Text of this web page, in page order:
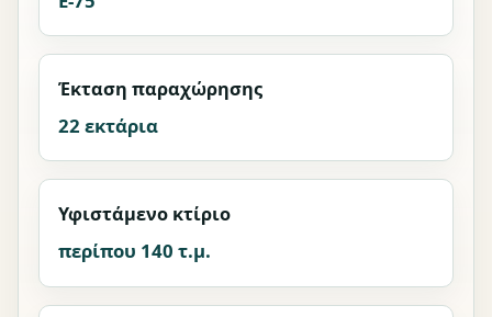
Έκταση παραχώρησης
22 εκτάρια
Υφιστάμενο κτίριο
περίπου 140 τ.μ.